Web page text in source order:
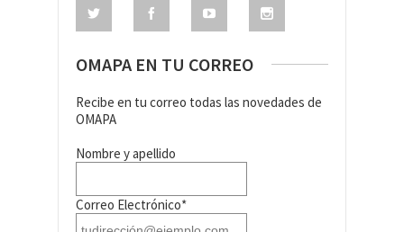
OMAPA EN TU CORREO
Recibe en tu correo todas las novedades de
OMAPA
Nombre y apellido
Correo Electrónico*